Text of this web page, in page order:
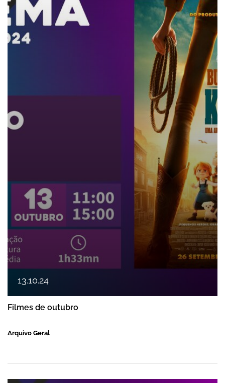
13.10.24
Filmes de outubro
Arquivo Geral